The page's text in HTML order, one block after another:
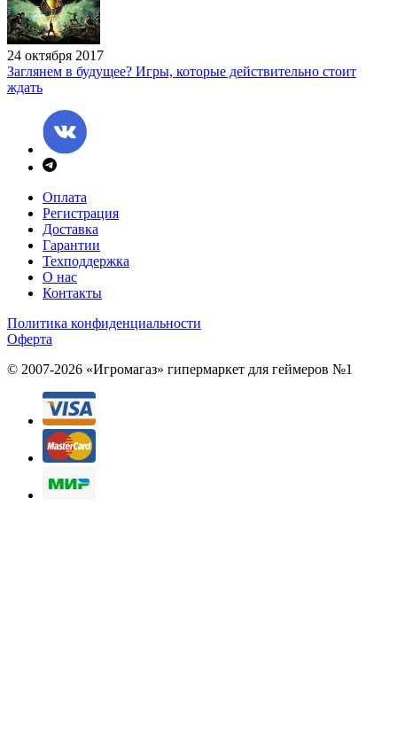
24 октября 2017
Заглянем в будущее? Игры, которые действительно стоит
ждать
Оплата
Регистрация
Доставка
Гарантии
Техподдержка
О нас
Контакты
Политика конфиденциальности
Оферта
© 2007-2026 «Игромагаз» гипермаркет для геймеров №1